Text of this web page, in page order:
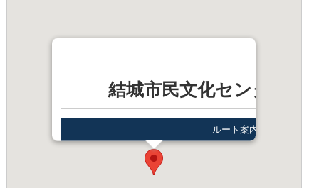
結城市民文化センターア
ルート案内